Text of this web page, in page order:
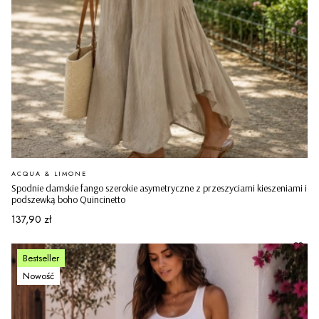
Spodnie damskie fango szerokie asymetryczne z przeszyciami kieszeniami i
podszewką boho Quincinetto
PRODUCENT
ACQUA & LIMONE
Cena
137,90 zł
Bestseller
Nowość